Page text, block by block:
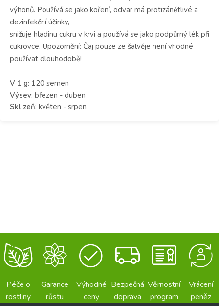
výhonů. Používá se jako koření, odvar má protizánětlivé a
dezinfekční účinky,
snižuje hladinu cukru v krvi a používá se jako podpůrný lék při
cukrovce. Upozornění: Čaj pouze ze šalvěje není vhodné
používat dlouhodobě!
V 1 g: 120 semen
Výsev: březen - duben
Sklizeň: květen - srpen
Péče o
rostliny
Garance
růstu
Výhodné
ceny
Bezpečná
doprava
Věrnostní
program
Vrácení
peněz